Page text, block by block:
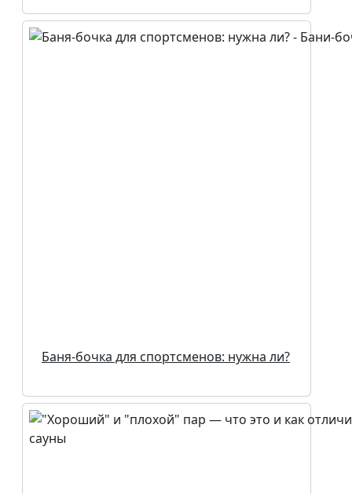
Баня-бочка для спортсменов: нужна ли?